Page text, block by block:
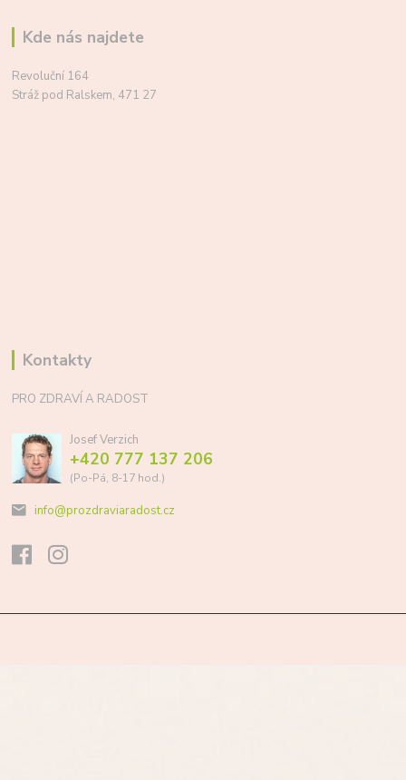
Kde nás najdete
Revoluční 164
Stráž pod Ralskem, 471 27
Kontakty
PRO ZDRAVÍ A RADOST
Josef Verzich
+420 777 137 206
(Po-Pá, 8-17 hod.)
info@prozdraviaradost.cz